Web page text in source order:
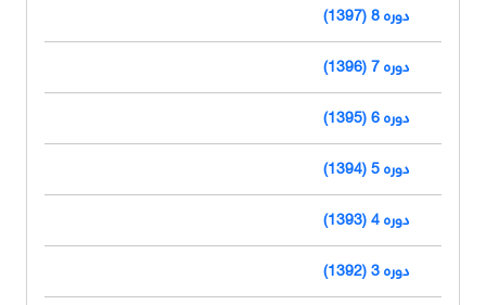
دوره 8 (1397)
دوره 7 (1396)
دوره 6 (1395)
دوره 5 (1394)
دوره 4 (1393)
دوره 3 (1392)